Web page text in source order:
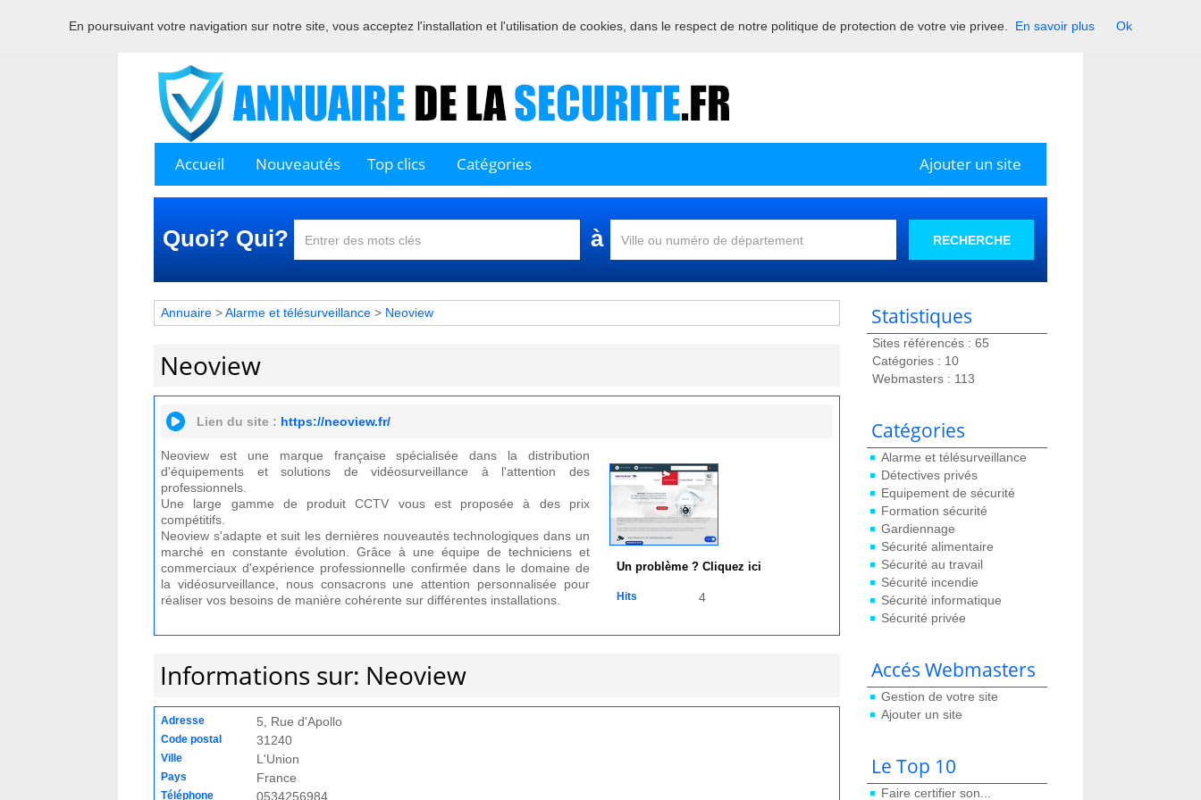
Bienvenue sur l'annuaire des professionnels français de la sécurité
Accueil Nouveautés Top clics Catégories Ajouter un site
Quoi? Qui? à RECHERCHE
Statistiques
Sites référencés : 65
Catégories : 10
Webmasters : 113
Catégories
Alarme et télésurveillance
Détectives privés
Equipement de sécurité
Formation sécurité
Gardiennage
Sécurité alimentaire
Sécurité au travail
Sécurité incendie
Sécurité informatique
Sécurité privée
Accés Webmasters
Gestion de votre site
Ajouter un site
Le Top 10
Faire certifier son...
Annuaire >Alarme et télésurveillance > Neoview
Neoview
Lien du site : https://neoview.fr/
Neoview est une marque française spécialisée dans la distribution
d'équipements et solutions de vidéosurveillance à l'attention des
professionnels.
Une large gamme de produit CCTV vous est proposée à des prix
compétitifs.
Neoview s'adapte et suit les dernières nouveautés technologiques dans un
marché en constante évolution. Grâce à une équipe de techniciens et
commerciaux d'expérience professionnelle confirmée dans le domaine de
la vidéosurveillance, nous consacrons une attention personnalisée pour
réaliser vos besoins de manière cohérente sur différentes installations.
Un problème ? Cliquez ici
Hits 4
Informations sur: Neoview
Adresse 5, Rue d'Apollo
Code postal 31240
Ville L'Union
Pays France
Téléphone 0534256984
En poursuivant votre navigation sur notre site, vous acceptez l'installation et l'utilisation de cookies, dans le respect de notre politique de protection de votre vie privee. En savoir plus Ok